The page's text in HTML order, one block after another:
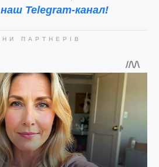
наш Telegram-канал!